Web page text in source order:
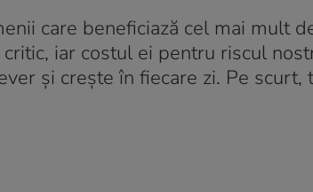
care beneficiază cel mai mult
iar costul ei pentru riscul
și crește în fiecare zi. Pe scurt,